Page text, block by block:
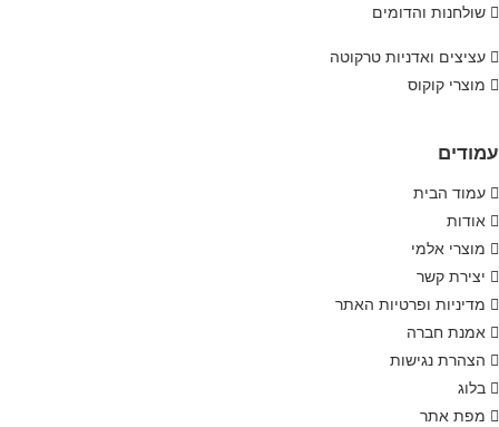
שולחנות והדומים
עציצים ואדניות טרקוטה
מוצרי קוקוס
עמודים
עמוד הבית
אודות
מוצרי אלמי
יצירת קשר
מדיניות ופרטיות האתר
אמנת חברה
הצהרת נגישות
בלוג
מפת אתר